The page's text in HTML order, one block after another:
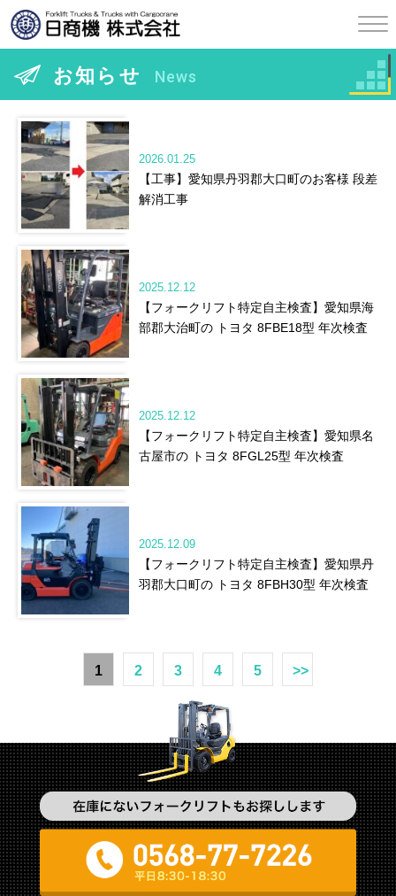
お知らせ News
2026.01.25
【工事】愛知県丹羽郡大口町のお客様 段差
解消工事
2025.12.12
【フォークリフト特定自主検査】愛知県海
部郡大治町の トヨタ 8FBE18型 年次検査
2025.12.12
【フォークリフト特定自主検査】愛知県名
古屋市の トヨタ 8FGL25型 年次検査
2025.12.09
【フォークリフト特定自主検査】愛知県丹
羽郡大口町の トヨタ 8FBH30型 年次検査
1 2 3 4 5 >>